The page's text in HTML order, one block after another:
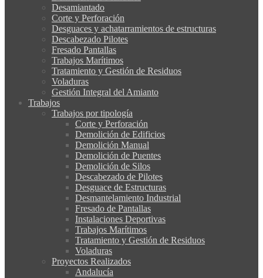
Desamiantado
Corte y Perforación
Desguaces y achatarramientos de estructuras
Descabezado Pilotes
Fresado Pantallas
Trabajos Marítimos
Tratamiento y Gestión de Residuos
Voladuras
Gestión Integral del Amianto
Trabajos
Trabajos por tipología
Corte y Perforación
Demolición de Edificios
Demolición Manual
Demolición de Puentes
Demolición de Silos
Descabezado de Pilotes
Desguace de Estructuras
Desmantelamiento Industrial
Fresado de Pantallas
Instalaciones Deportivas
Trabajos Marítimos
Tratamiento y Gestión de Residuos
Voladuras
Proyectos Realizados
Andalucía